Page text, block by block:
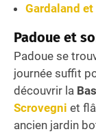
Gardaland
Padoue et
Padoue se
journée suffit
découvrir la
Scrovegni et
ancien jardin